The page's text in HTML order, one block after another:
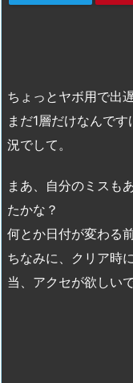
ちょっとヤボ用で出
まだ1層だけなんで
況でして。
まあ、自分のミスも
たかな？
何とか日付が変わる
ちなみに、クリア時
当、アクセが欲しいで